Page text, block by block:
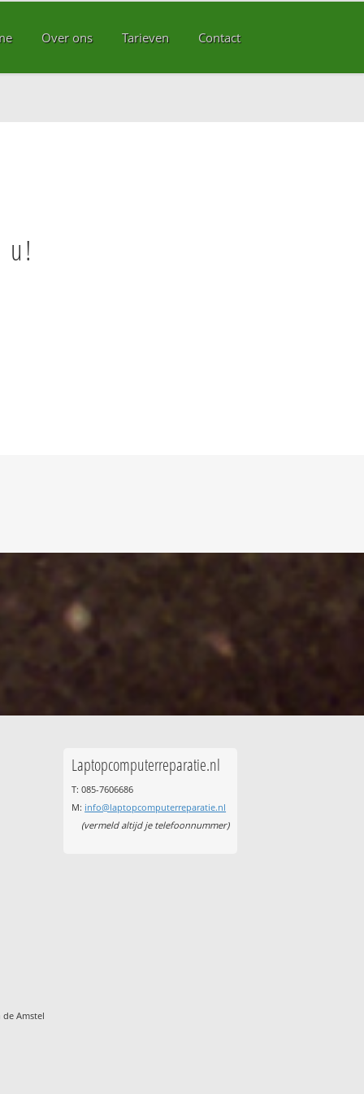
Over ons Tarieven Contact
u!
Amstel
Laptopcomputerreparatie.nl
T: 085-7606686
M: info@laptopcomputerreparatie.nl
(vermeld altijd je telefoonnummer)